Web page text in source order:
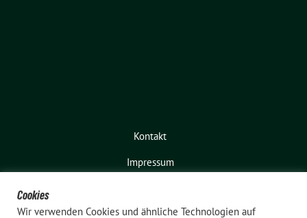
Kontakt
Impressum
Cookies
Wir verwenden Cookies und ähnliche Technologien auf